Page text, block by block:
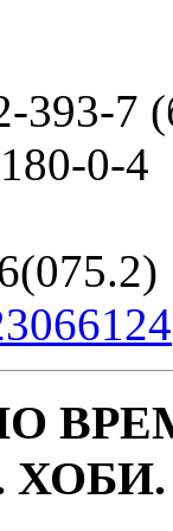
393-7
0-4